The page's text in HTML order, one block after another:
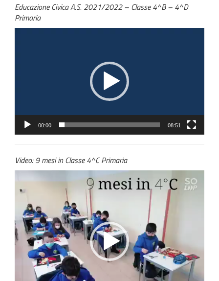
Educazione Civica A.S. 2021/2022 – Classe 4^B – 4^D
Primaria
00:00 08:51
Video: 9 mesi in Classe 4^C Primaria
Video
Player